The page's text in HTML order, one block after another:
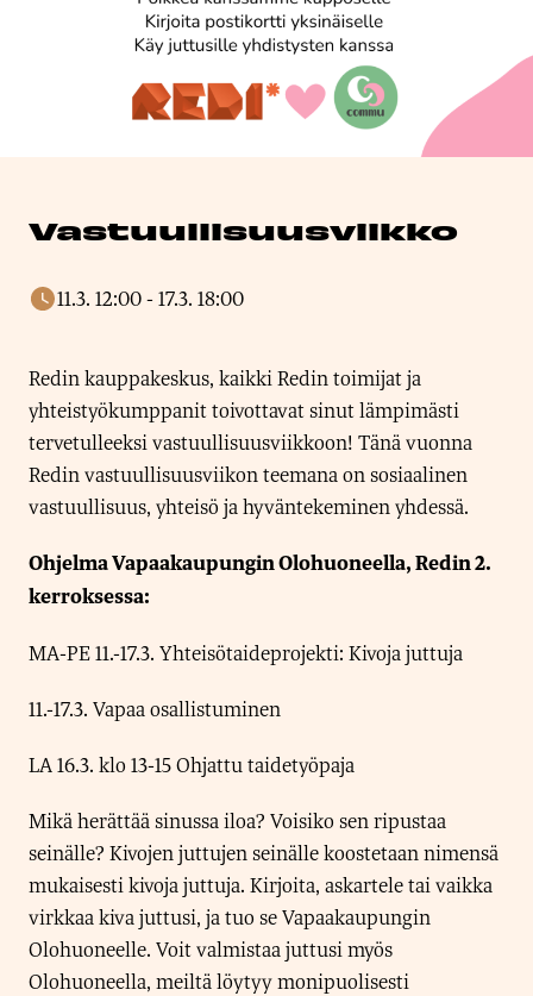
Vastuullisuusviikko
11.3. 12:00- 17.3. 18:00
Redin kauppakeskus, kaikki Redin toimijat ja
yhteistyökumppanit toivottavat sinut lämpimästi
tervetulleeksi vastuullisuusviikkoon! Tänä vuonna
Redin vastuullisuusviikon teemana on sosiaalinen
vastuullisuus, yhteisö ja hyväntekeminen yhdessä.
Ohjelma Vapaakaupungin Olohuoneella, Redin 2.
kerroksessa:
MA-PE 11.-17.3. Yhteisötaideprojekti: Kivoja juttuja
11.-17.3. Vapaa osallistuminen
LA 16.3. klo 13-15 Ohjattu taidetyöpaja
Mikä herättää sinussa iloa? Voisiko sen ripustaa
seinälle? Kivojen juttujen seinälle koostetaan nimensä
mukaisesti kivoja juttuja. Kirjoita, askartele tai vaikka
virkkaa kiva juttusi, ja tuo se Vapaakaupungin
Olohuoneelle. Voit valmistaa juttusi myös
Olohuoneella, meiltä löytyy monipuolisesti